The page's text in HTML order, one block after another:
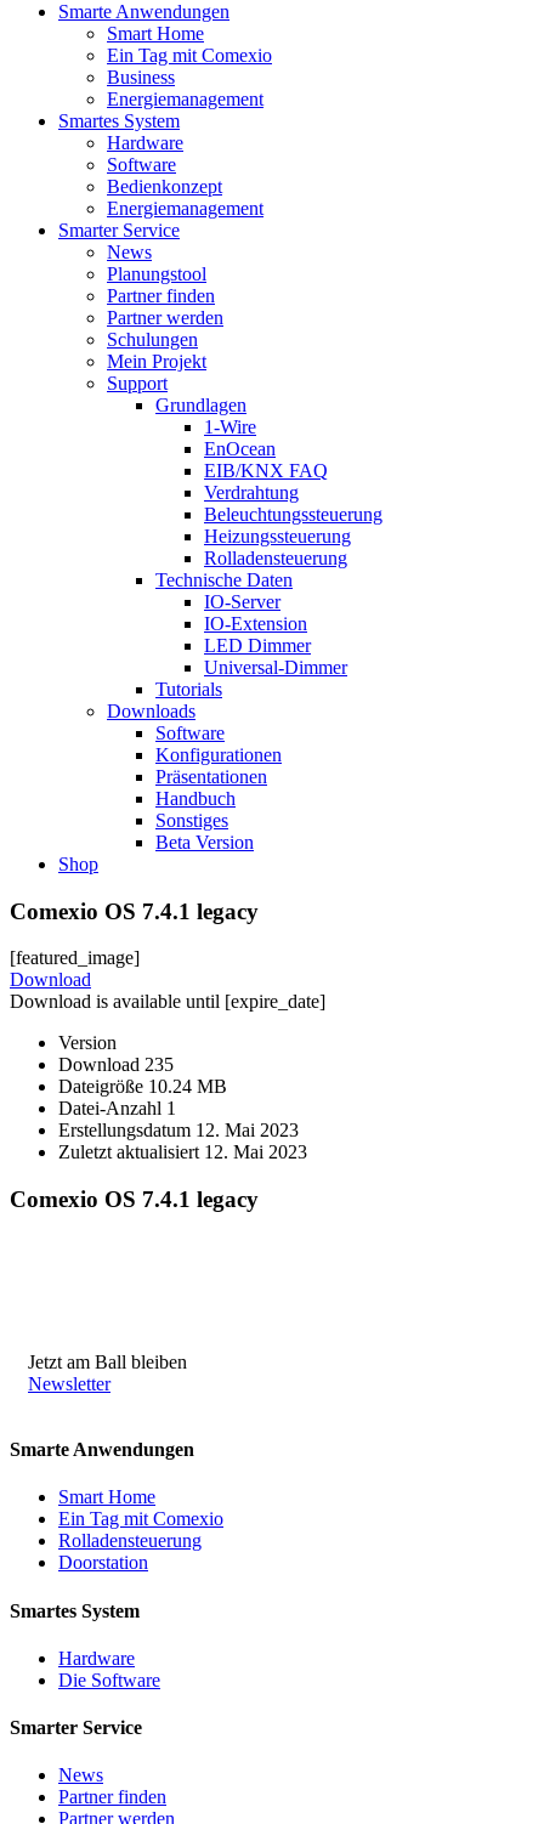
Smarte Anwendungen
Smart Home
Ein Tag mit Comexio
Business
Energiemanagement
Smartes System
Hardware
Software
Bedienkonzept
Energiemanagement
Smarter Service
News
Planungstool
Partner finden
Partner werden
Schulungen
Mein Projekt
Support
Grundlagen
1-Wire
EnOcean
EIB/KNX FAQ
Verdrahtung
Beleuchtungssteuerung
Heizungssteuerung
Rolladensteuerung
Technische Daten
IO-Server
IO-Extension
LED Dimmer
Universal-Dimmer
Tutorials
Downloads
Software
Konfigurationen
Präsentationen
Handbuch
Sonstiges
Beta Version
Shop
Comexio OS 7.4.1 legacy
[featured_image]
Download
Download is available until [expire_date]
Version
Download 235
Dateigröße 10.24 MB
Datei-Anzahl 1
Erstellungsdatum 12. Mai 2023
Zuletzt aktualisiert 12. Mai 2023
Comexio OS 7.4.1 legacy
Jetzt am Ball bleiben
Newsletter
Smarte Anwendungen
Smart Home
Ein Tag mit Comexio
Rolladensteuerung
Doorstation
Smartes System
Hardware
Die Software
Smarter Service
News
Partner finden
Partner werden